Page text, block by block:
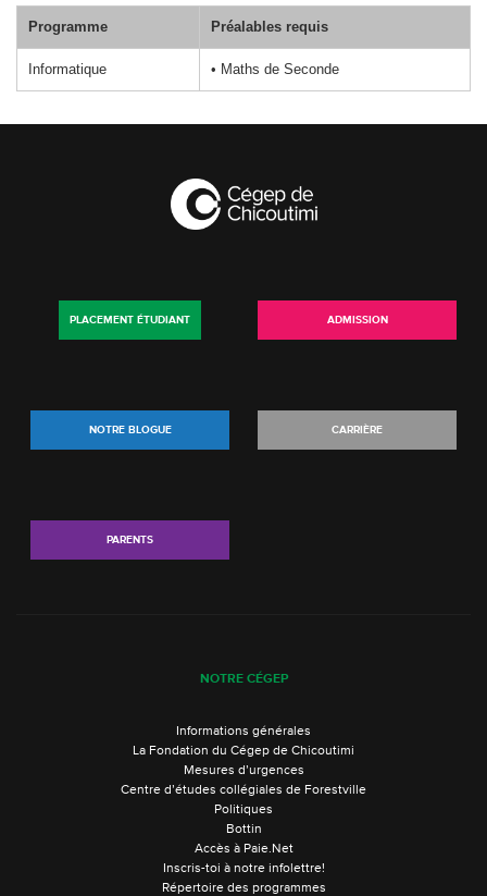
Programme Préalables requis
Informatique • Maths de Seconde
PLACEMENT ÉTUDIANT ADMISSION
NOTRE BLOGUE CARRIÈRE
PARENTS
NOTRE CÉGEP
Informations générales
La Fondation du Cégep de Chicoutimi
Mesures d’urgences
Centre d’études collégiales de Forestville
Politiques
Bottin
Accès à Paie.Net
Inscris-toi à notre infolettre!
Répertoire des programmes